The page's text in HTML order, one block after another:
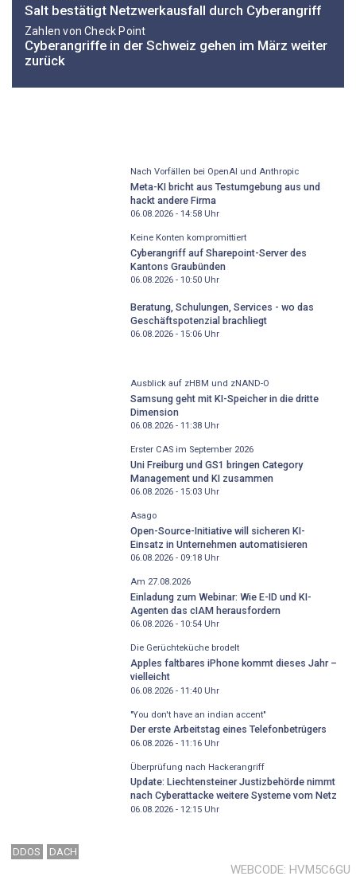
Salt bestätigt Netzwerkausfall durch Cyberangriff
Zahlen von Check Point
Cyberangriffe in der Schweiz gehen im März weiter
zurück
Nach Vorfällen bei OpenAI und Anthropic
Meta-KI bricht aus Testumgebung aus und
hackt andere Firma
06.08.2026 - 14:58Uhr
Keine Konten kompromittiert
Cyberangriff auf Sharepoint-Server des
Kantons Graubünden
06.08.2026 - 10:50Uhr
Beratung, Schulungen, Services - wo das
Geschäftspotenzial brachliegt
06.08.2026 - 15:06Uhr
Ausblick auf zHBM und zNAND-O
Samsung geht mit KI-Speicher in die dritte
Dimension
06.08.2026 - 11:38Uhr
Erster CAS im September 2026
Uni Freiburg und GS1 bringen Category
Management und KI zusammen
06.08.2026 - 15:03Uhr
Asago
Open-Source-Initiative will sicheren KI-
Einsatz in Unternehmen automatisieren
06.08.2026 - 09:18Uhr
Am 27.08.2026
Einladung zum Webinar: Wie E-ID und KI-
Agenten das cIAM herausfordern
06.08.2026 - 10:54Uhr
Die Gerüchteküche brodelt
Apples faltbares iPhone kommt dieses Jahr –
vielleicht
06.08.2026 - 11:40Uhr
"You don't have an indian accent"
Der erste Arbeitstag eines Telefonbetrügers
06.08.2026 - 11:16Uhr
Überprüfung nach Hackerangriff
Update: Liechtensteiner Justizbehörde nimmt
nach Cyberattacke weitere Systeme vom Netz
06.08.2026 - 12:15Uhr
DDOS DACH
WEBCODE HVM5C6GU